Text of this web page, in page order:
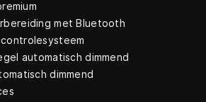
met Bluetooth
automatisch dimmend
dimmend